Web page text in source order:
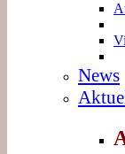
News